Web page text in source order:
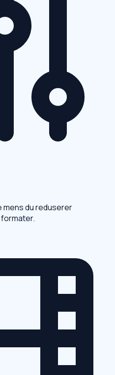
mens du reduserer